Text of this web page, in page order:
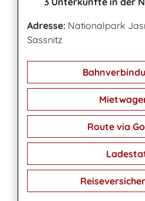
Adresse: Nationalpark
Sassnitz
Route via